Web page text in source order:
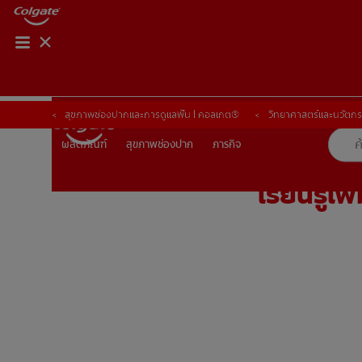
ผลิตภัณฑ์ สุขภาพช่องปาก
ผลิตภัณฑ์ สุขภาพช่องปาก ภารกิจ
การจับคู่ผลิตภัณฑ์
สุขภาพช่องปากและการดูแลฟัน | คอลเกต® วิทยาศาสตร์และนวัตก
สุขภาพช่องปากและการดูแลฟัน | คอลเกต® วิทยาศาสตร์และนวัตก
เรียนรู้เ